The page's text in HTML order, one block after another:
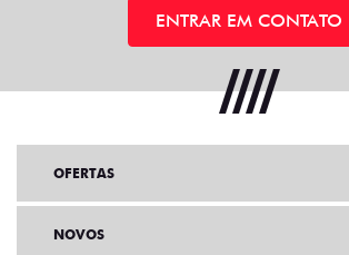
ENTRAR EM CONTATO
OFERTAS
NOVOS